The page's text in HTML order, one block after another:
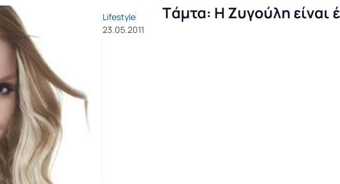
Lifestyle
23.05.2011
Tάμτα: Η Ζυγούλη είναι